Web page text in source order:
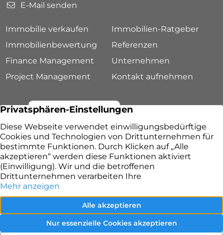
E-Mail senden
Immobilie verkaufen
Immobilien-Ratgeber
Immobilienbewertung
Referenzen
Finance Management
Unternehmen
Project Management
Kontakt aufnehmen
Lang & Ruppert Immobilien – Ihr Immobilienmakler
in Fürth